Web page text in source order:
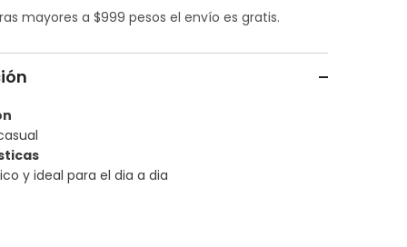
mayores a $999 pesos el envío es gratis.
y ideal para el dia a dia